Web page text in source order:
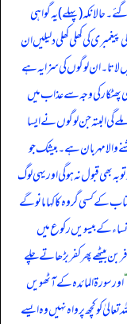
حالانکہ (پہلے) یہ گواہی
کی کھلی کھلی دلیلیں ان
لاتا۔ ان لوگوں کی سزا یہ ہے
پھٹکار کی وجہ سے عذاب میں
گی البتہ جن لوگوں نے ایسا
والا مہربان ہے۔ بیشک جو
بھی قبول نہ ہو گی اور یہی لوگ
کے کسی گروہ کا کہا مانو گے
کے بیسویں رکوع میں
بن بیٹھے پھر کفر بڑھاتے چلے
“اور سورۃ المائدہ کے آٹھویں
کو کچھ پرواہ نہیں وہ ایسے